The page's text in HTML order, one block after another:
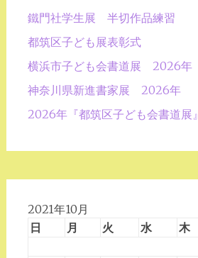
鐵門社学生展 半切作品練習
都筑区子ども展表彰式
横浜市子ども会書道展 2026年
神奈川県新進書家展 2026年
2026年『都筑区子ども会書道展』
2021年10月
日
月 火 水 木